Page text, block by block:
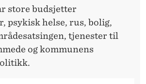
store budsjetter
psykisk helse, rus, bolig,
tjenester til
og kommunens